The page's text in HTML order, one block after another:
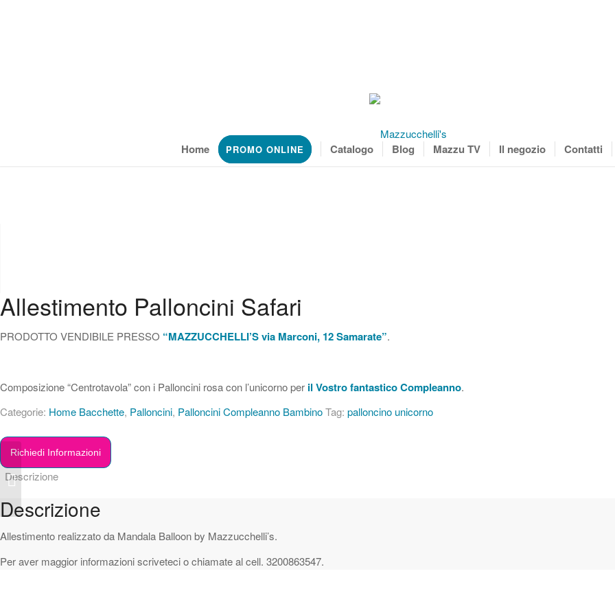
Home PROMO ONLINE Catalogo Blog Mazzu TV Il negozio Contatti
Sei in: Home
Allestimento Palloncini Safari
PRODOTTO VENDIBILE PRESSO “MAZZUCCHELLI’S via Marconi, 12 Samarate”.
Composizione “Centrotavola” con i Palloncini rosa con l’unicorno per il Vostro fantastico Compleanno.
Categorie: Home Bacchette, Palloncini, Palloncini Compleanno BambinoTag: palloncino unicorno
Richiedi Informazioni
Descrizione
Descrizione
Allestimento realizzato da Mandala Balloon by Mazzucchelli’s.
Per aver maggior informazioni scriveteci o chiamate al cell. 3200863547.
Numeri polistirolo con